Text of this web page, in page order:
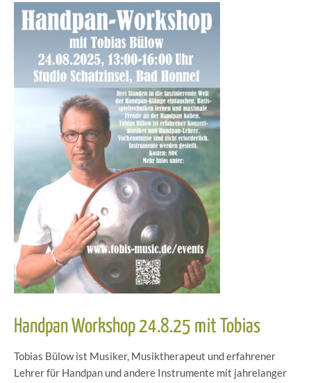
Handpan Workshop 24.8.25 mit Tobias
Tobias Bülow ist Musiker, Musiktherapeut und erfahrener
Lehrer für Handpan und andere Instrumente mit jahrelanger